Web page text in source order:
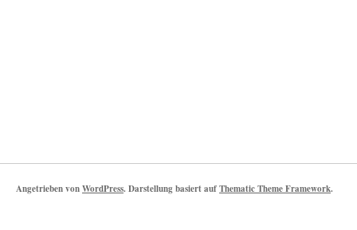
Angetrieben vonWordPress. Darstellung basiert aufThematic Theme Framework.